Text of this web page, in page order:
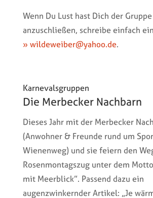
Wenn Du Lust hast Dich der Gruppe
anzuschließen, schreibe einfach
» wildeweiber@yahoo.de.
Karnevalsgruppen
Die Merbecker Nachbarn
Dieses Jahr mit der Merbecker
(Anwohner & Freunde rund um
Wienenweg) und sie feiern den
Rosenmontagszug unter dem
mit Meerblick”. Passend dazu ein
augenzwinkernder Artikel: „Je